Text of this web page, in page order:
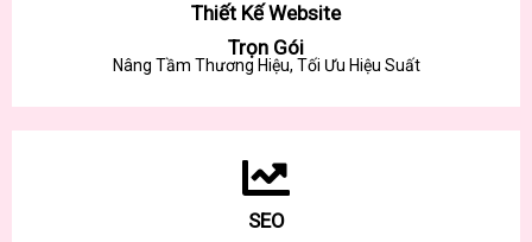
Thiết Kế Website
Trọn Gói
Nâng Tầm Thương Hiệu, Tối Ưu Hiệu Suất
SEO